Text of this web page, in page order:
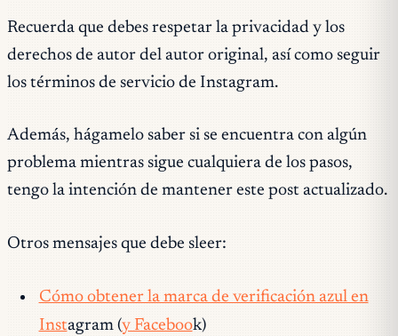
Recuerda que debes respetar la privacidad y los
derechos de autor del autor original, así como seguir
los términos de servicio de Instagram.
Además, hágamelo saber si se encuentra con algún
problema mientras sigue cualquiera de los pasos,
tengo la intención de mantener este post actualizado.
Otros mensajes que debe sleer:
Cómo obtener la marca de verificación azul en
Instagram (y Facebook)